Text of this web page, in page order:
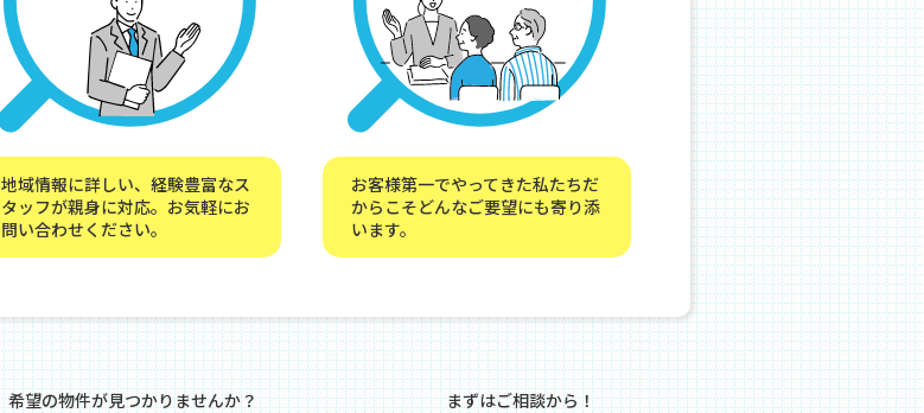
地域情報に詳しい、経験豊富なス
タッフが親身に対応。お気軽にお
問い合わせください。
お客様第一でやってきた私たちだ
からこそどんなご要望にも寄り添
います。
希望の物件が見つかりませんか？ まずはご相談から！